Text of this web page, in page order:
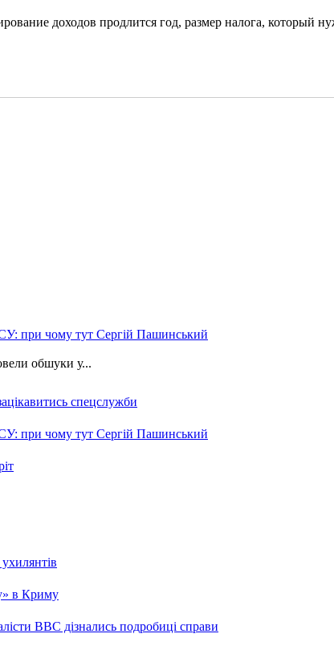
доходов продлится год, размер налога, который
при чому тут Сергій Пашинський
обшуки у...
спецслужби
при чому тут Сергій Пашинський
в Криму
ВВС дізнались подробиці справи